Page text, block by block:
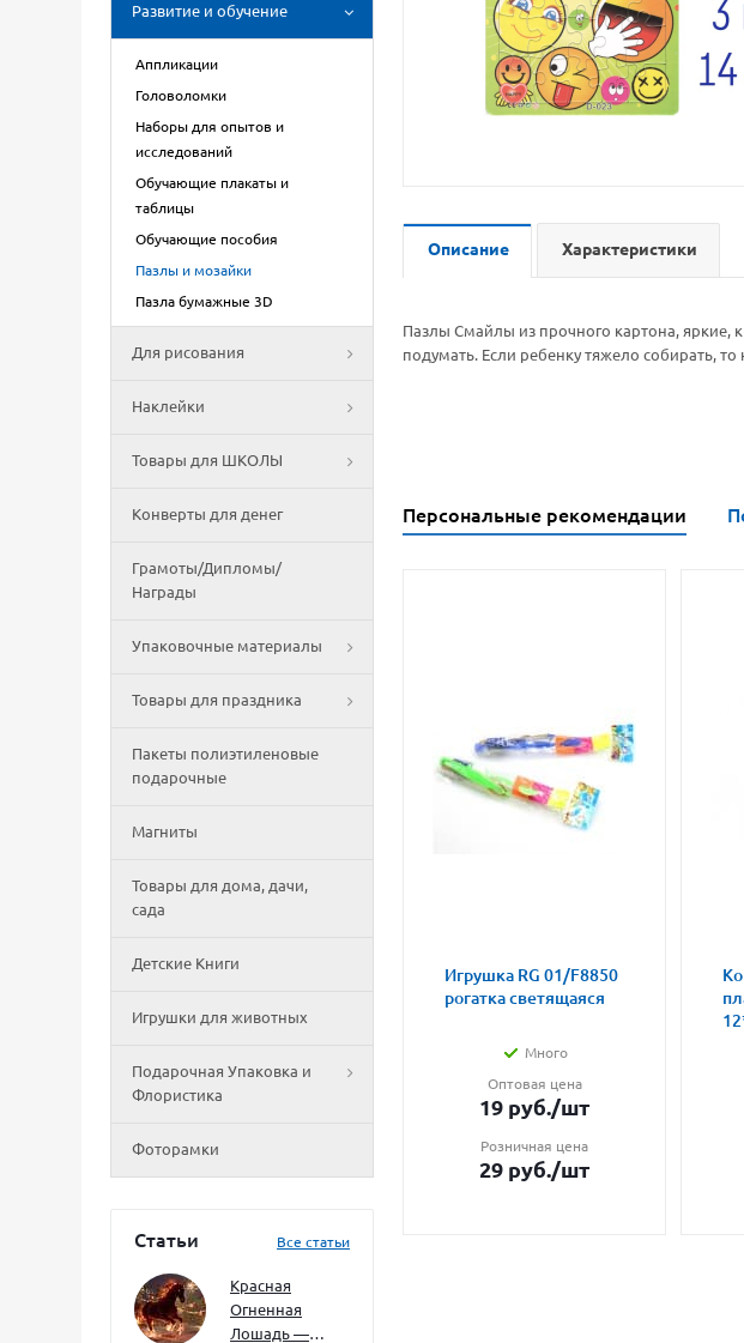
Развитие и обучение
Аппликации
Головоломки
Наборы для опытов и
исследований
Обучающие плакаты и
таблицы
Обучающие пособия
Пазлы и мозайки
Пазла бумажные 3D
Для рисования
Наклейки
Товары для ШКОЛЫ
Конверты для денег
Грамоты/Дипломы/
Награды
Упаковочные материалы
Товары для праздника
Пакеты полиэтиленовые
подарочные
Магниты
Товары для дома, дачи,
сада
Детские Книги
Игрушки для животных
Подарочная Упаковка и
Флористика
Фоторамки
Статьи Все статьи
Красная
Огненная
Лошадь —
Описание Характеристики
Пазлы Смайлы из прочного картона, яркие,
подумать. Если ребенку тяжело собирать,
Персональные рекомендации
Игрушка RG 01/F8850
рогатка светящаяся
Много
Оптовая цена
19 руб./шт
Розничная цена
29 руб./шт